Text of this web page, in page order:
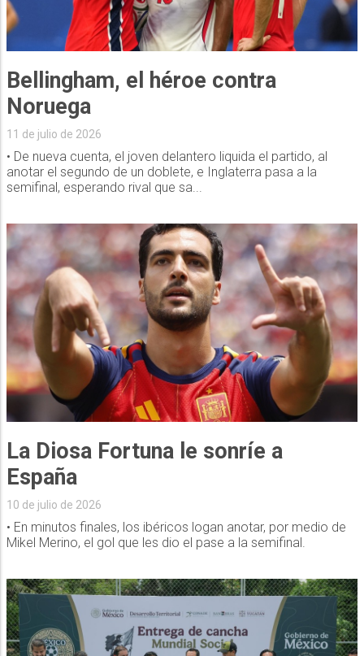
Bellingham, el héroe contra
Noruega
11 de julio de 2026
• De nueva cuenta, el joven delantero liquida el partido, al
anotar el segundo de un doblete, e Inglaterra pasa a la
semifinal, esperando rival que sa...
La Diosa Fortuna le sonríe a
España
10 de julio de 2026
• En minutos finales, los ibéricos logan anotar, por medio de
Mikel Merino, el gol que les dio el pase a la semifinal.